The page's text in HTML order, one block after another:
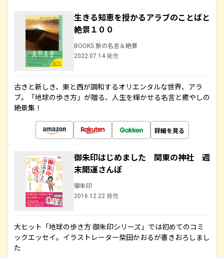
生きる知恵を授かるアラブのことばと
絶景１００
BOOKS 旅の名言＆絶景
2022.07.14 発売
古きと新しき、東と西が調和するオリエンタルな世界、アラ
ブ。「地球の歩き方」が贈る、人生を輝かせる名言と癒やしの
絶景集！
詳細を見る
御朱印はじめました 関東の神社 週
末開運さんぽ
御朱印
2016.12.22 発売
大ヒット「地球の歩き方 御朱印シリーズ」では初めてのコミ
ックエッセイ。イラストレーター柴田かおるが書きおろしまし
た